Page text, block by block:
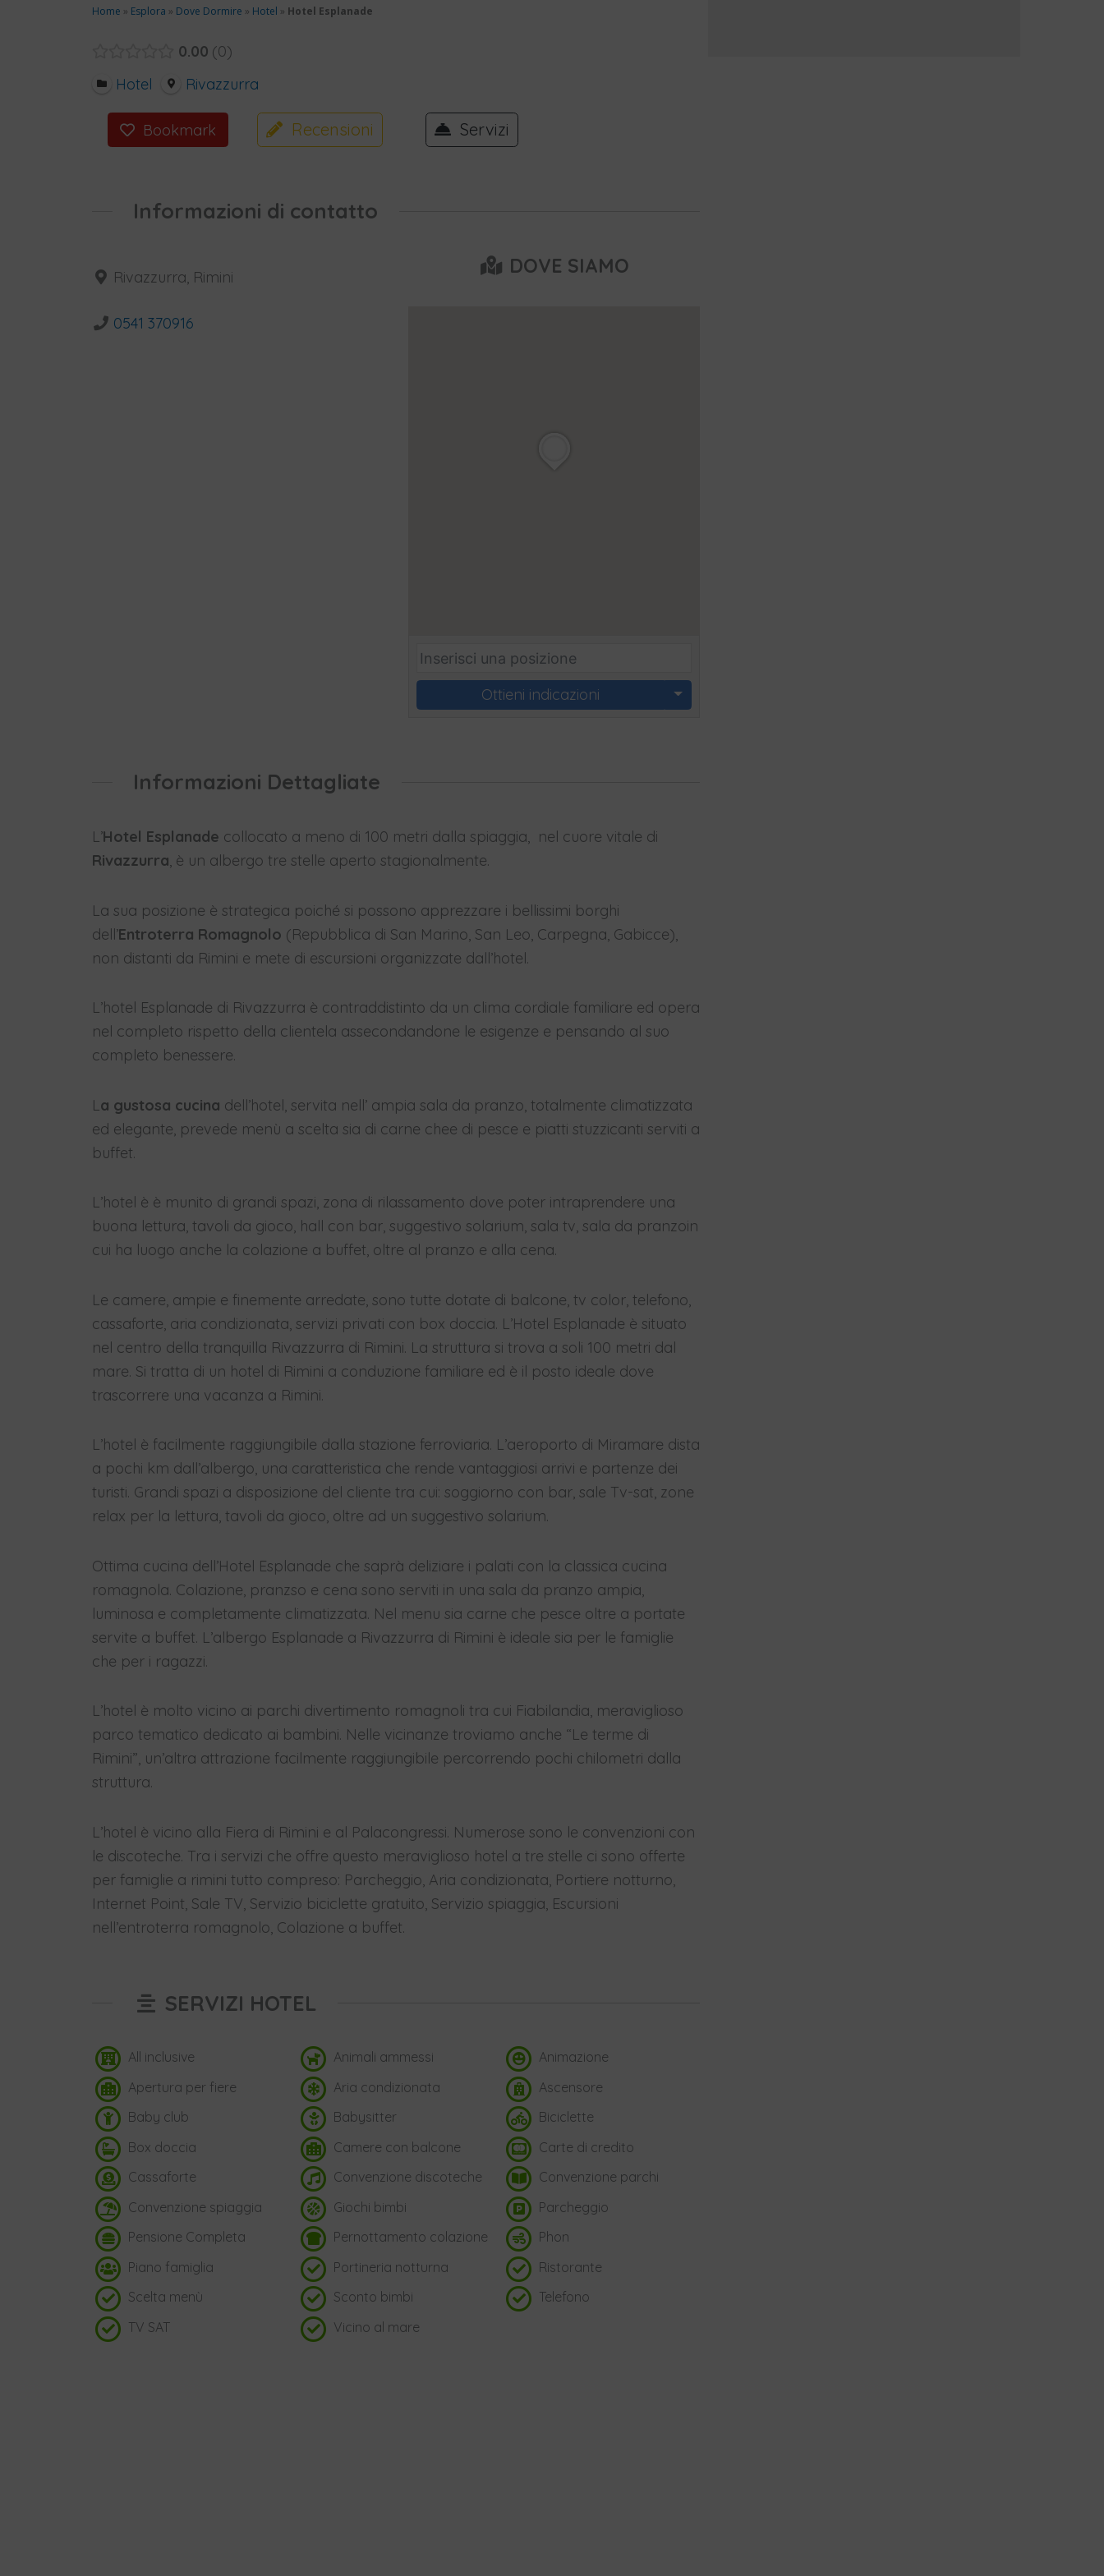
Home » Esplora » Dove Dormire » Hotel » Hotel Esplanade
0.00 0
Hotel
Rivazzurra
Bookmark Recensioni Servizi
Informazioni di contatto
Rivazzurra, Rimini
0541 370916
DOVE SIAMO
Ottieni indicazioni
Informazioni Dettagliate
L’Hotel Esplanade collocato a meno di 100 metri dalla spiaggia, nel cuore vitale di
Rivazzurra, è un albergo tre stelle aperto stagionalmente.
La sua posizione è strategica poiché si possono apprezzare i bellissimi borghi
dell’Entroterra Romagnolo (Repubblica di San Marino, San Leo, Carpegna, Gabicce),
non distanti da Rimini e mete di escursioni organizzate dall’hotel.
L’hotel Esplanade di Rivazzurra è contraddistinto da un clima cordiale familiare ed opera
nel completo rispetto della clientela assecondandone le esigenze e pensando al suo
completo benessere.
La gustosa cucina dell’hotel, servita nell’ ampia sala da pranzo, totalmente climatizzata
ed elegante, prevede menù a scelta sia di carne chee di pesce e piatti stuzzicanti serviti a
buffet.
L’hotel è è munito di grandi spazi, zona di rilassamento dove poter intraprendere una
buona lettura, tavoli da gioco, hall con bar, suggestivo solarium, sala tv, sala da pranzoin
cui ha luogo anche la colazione a buffet, oltre al pranzo e alla cena.
Le camere, ampie e finemente arredate, sono tutte dotate di balcone, tv color, telefono,
cassaforte, aria condizionata, servizi privati con box doccia. L’Hotel Esplanade è situato
nel centro della tranquilla Rivazzurra di Rimini. La struttura si trova a soli 100 metri dal
mare. Si tratta di un hotel di Rimini a conduzione familiare ed è il posto ideale dove
trascorrere una vacanza a Rimini.
L’hotel è facilmente raggiungibile dalla stazione ferroviaria. L’aeroporto di Miramare dista
a pochi km dall’albergo, una caratteristica che rende vantaggiosi arrivi e partenze dei
turisti. Grandi spazi a disposizione del cliente tra cui: soggiorno con bar, sale Tv-sat, zone
relax per la lettura, tavoli da gioco, oltre ad un suggestivo solarium.
Ottima cucina dell’Hotel Esplanade che saprà deliziare i palati con la classica cucina
romagnola. Colazione, pranzso e cena sono serviti in una sala da pranzo ampia,
luminosa e completamente climatizzata. Nel menu sia carne che pesce oltre a portate
servite a buffet. L’albergo Esplanade a Rivazzurra di Rimini è ideale sia per le famiglie
che per i ragazzi.
L’hotel è molto vicino ai parchi divertimento romagnoli tra cui Fiabilandia, meraviglioso
parco tematico dedicato ai bambini. Nelle vicinanze troviamo anche “Le terme di
Rimini”, un’altra attrazione facilmente raggiungibile percorrendo pochi chilometri dalla
struttura.
L’hotel è vicino alla Fiera di Rimini e al Palacongressi. Numerose sono le convenzioni con
le discoteche. Tra i servizi che offre questo meraviglioso hotel a tre stelle ci sono offerte
per famiglie a rimini tutto compreso: Parcheggio, Aria condizionata, Portiere notturno,
Internet Point, Sale TV, Servizio biciclette gratuito, Servizio spiaggia, Escursioni
nell’entroterra romagnolo, Colazione a buffet.
SERVIZI HOTEL
All inclusive Animali ammessi
Animazione
Apertura per fiere
Aria condizionata
Ascensore
Baby club
Babysitter
Biciclette
Box doccia
Camere con balcone
Carte di credito
Cassaforte
Convenzione discoteche
Convenzione parchi
Convenzione spiaggia
Giochi bimbi
Parcheggio
Pensione Completa
Pernottamento colazione
Phon
Piano famiglia
Portineria notturna
Ristorante
Scelta menù
Sconto bimbi
Telefono
TV SAT
Vicino al mare